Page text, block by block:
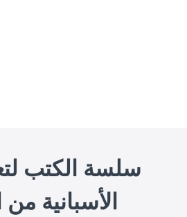
سلسة الكتب
الأسبانية